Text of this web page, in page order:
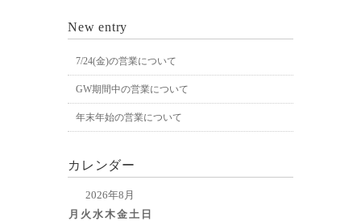
New entry
7/24(金)の営業について
GW期間中の営業について
年末年始の営業について
カレンダー
2026年8月
月 火 水木金 土 日